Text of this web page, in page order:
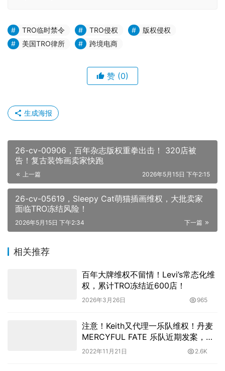
TRO临时禁令 TRO侵权
版权侵权
美国TRO律所
跨境电商
赞 (0)
生成海报
26-cv-00906，百年杂志版权重拳出击！ 320店被
告！复古装饰画卖家快跑
上一篇 2026年5月15日 下午2:15
26-cv-05619，Sleepy Cat萌猫插画维权，大批卖家
面临TRO冻结风险！
下一篇
2026年5月15日 下午2:34
相关推荐
百年大牌维权不留情！Levi’s常态化维
权，累计TRO冻结近600店！
2026年3月26日 965
注意！Keith又代理一乐队维权！丹麦
MERCYFUL FATE 乐队近期发案，卖
家尽快排查下架！
2022年11月21日 2.6K